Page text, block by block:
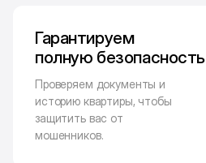
Гарантируем
полную безопасность
Проверяем документы и
историю квартиры, чтобы
защитить вас от
мошенников.